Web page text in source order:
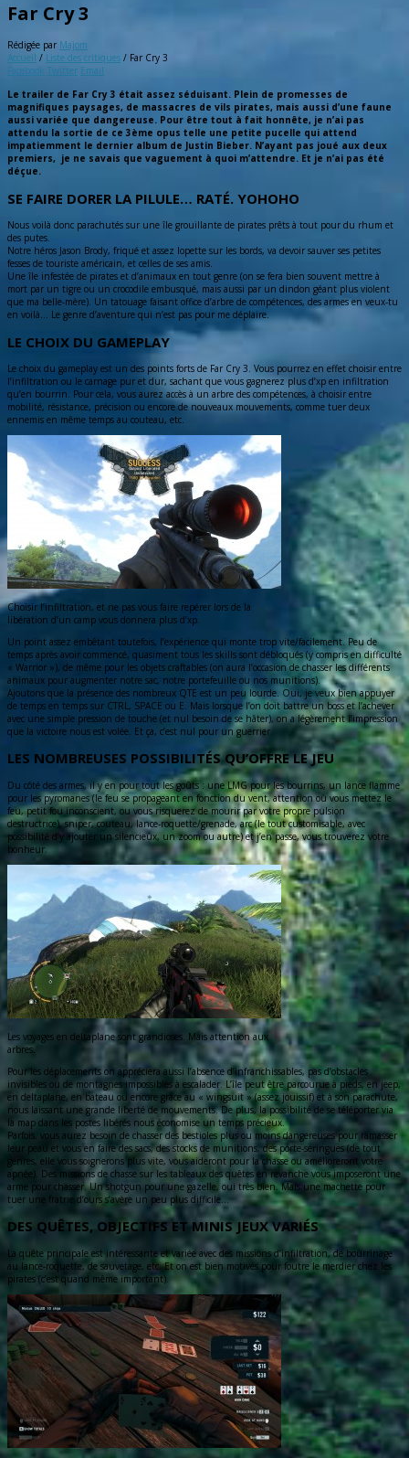
Far Cry 3
Rédigée par Majom
Accueil / Liste des critiques / Far Cry 3
Facebook Twitter Email
Le trailer de Far Cry 3 était assez séduisant. Plein de promesses de
magnifiques paysages, de massacres de vils pirates, mais aussi d’une faune
aussi variée que dangereuse. Pour être tout à fait honnête, je n’ai pas
attendu la sortie de ce 3ème opus telle une petite pucelle qui attend
impatiemment le dernier album de Justin Bieber. N’ayant pas joué aux deux
premiers, je ne savais que vaguement à quoi m’attendre. Et je n’ai pas été
déçue.
SE FAIRE DORER LA PILULE… RATÉ. YOHOHO
Nous voilà donc parachutés sur une île grouillante de pirates prêts à tout pour du rhum et
des putes.
Notre héros Jason Brody, friqué et assez lopette sur les bords, va devoir sauver ses petites
fesses de touriste américain, et celles de ses amis.
Une île infestée de pirates et d’animaux en tout genre (on se fera bien souvent mettre à
mort par un tigre ou un crocodile embusqué, mais aussi par un dindon géant plus violent
que ma belle-mère). Un tatouage faisant office d’arbre de compétences, des armes en veux-tu
en voilà… Le genre d’aventure qui n’est pas pour me déplaire.
LE CHOIX DU GAMEPLAY
Le choix du gameplay est un des points forts de Far Cry 3. Vous pourrez en effet choisir entre
l’infiltration ou le carnage pur et dur, sachant que vous gagnerez plus d’xp en infiltration
qu’en bourrin. Pour cela, vous aurez accès à un arbre des compétences, à choisir entre
mobilité, résistance, précision ou encore de nouveaux mouvements, comme tuer deux
ennemis en même temps au couteau, etc.
Choisir l’infiltration, et ne pas vous faire repérer lors de la
libération d’un camp vous donnera plus d’xp.
Un point assez embêtant toutefois, l’expérience qui monte trop vite/facilement. Peu de
temps après avoir commencé, quasiment tous les skills sont débloqués (y compris en difficulté
« Warrior »), de même pour les objets craftables (on aura l’occasion de chasser les différents
animaux pour augmenter notre sac, notre portefeuille ou nos munitions).
Ajoutons que la présence des nombreux QTE est un peu lourde. Oui, je veux bien appuyer
de temps en temps sur CTRL, SPACE ou E. Mais lorsque l’on doit battre un boss et l’achever
avec une simple pression de touche (et nul besoin de se hâter), on a légèrement l’impression
que la victoire nous est volée. Et ça, c’est nul pour un guerrier.
LES NOMBREUSES POSSIBILITÉS QU’OFFRE LE JEU
Du côté des armes, il y en pour tout les goûts : une LMG pour les bourrins, un lance flamme
pour les pyromanes (le feu se propageant en fonction du vent, attention où vous mettez le
feu, petit fou inconscient, ou vous risquerez de mourir par votre propre pulsion
destructrice), sniper, couteau, lance-roquette/grenade, arc (le tout customisable, avec
possibilité d’y ajouter un silencieux, un zoom ou autre) et j’en passe, vous trouverez votre
bonheur.
Les voyages en deltaplane sont grandioses. Mais attention aux
arbres.
Pour les déplacements on appréciera aussi l’absence d’infranchissables, pas d’obstacles
invisibles ou de montagnes impossibles à escalader. L’île peut être parcourue à pieds, en jeep,
en deltaplane, en bateau ou encore grâce au « wingsuit » (assez jouissif) et à son parachute,
nous laissant une grande liberté de mouvements. De plus, la possibilité de se téléporter via
la map dans les postes libérés nous économise un temps précieux.
Parfois, vous aurez besoin de chasser des bestioles plus ou moins dangereuses pour ramasser
leur peau et vous en faire des sacs, des stocks de munitions, des porte-seringues (de tout
genres, elle vous soignerons plus vite, vous aideront pour la chasse ou amélioreront votre
apnée). Des missions de chasse sur les tableaux des quêtes en revanche vous imposeront une
arme pour chasser. Un shotgun pour une gazelle, oui très bien. Mais une machette pour
tuer une fratrie d’ours s’avère un peu plus difficile…
DES QUÊTES, OBJECTIFS ET MINIS JEUX VARIÉS
La quête principale est intéressante et variée avec des missions d’infiltration, de bourrinage
au lance-roquette, de sauvetage, etc. Et on est bien motivés pour foutre le merdier chez les
pirates (c’est quand même important).